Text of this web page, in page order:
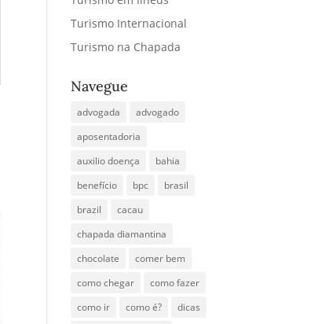
Turismo Internacional
Turismo na Chapada
Navegue
advogada
advogado
aposentadoria
auxilio doença
bahia
benefício
bpc
brasil
brazil
cacau
chapada diamantina
chocolate
comer bem
como chegar
como fazer
como ir
como é?
dicas